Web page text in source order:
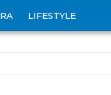
LIFESTYLE